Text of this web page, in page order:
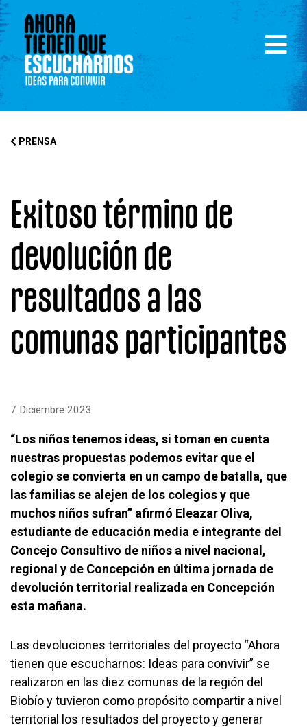
PRENSA
Exitoso término de
devolución de
resultados a las
comunas participantes
7 Diciembre 2023
“Los niños tenemos ideas, si toman en cuenta
nuestras propuestas podemos evitar que el
colegio se convierta en un campo de batalla, que
las familias se alejen de los colegios y que
muchos niños sufran” afirmó Eleazar Oliva,
estudiante de educación media e integrante del
Concejo Consultivo de niños a nivel nacional,
regional y de Concepción en última jornada de
devolución territorial realizada en Concepción
esta mañana.
Las devoluciones territoriales del proyecto “Ahora
tienen que escucharnos: Ideas para convivir” se
realizaron en las diez comunas de la región del
Biobío y tuvieron como propósito compartir a nivel
territorial los resultados del proyecto y generar